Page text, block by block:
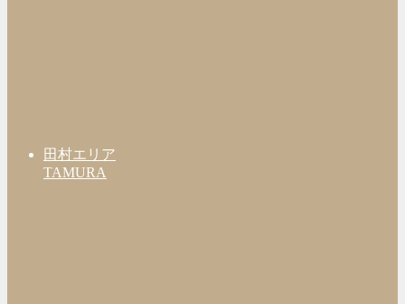
田村エリア
TAMURA